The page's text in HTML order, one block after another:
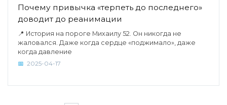
Почему привычка «терпеть до последнего»
доводит до реанимации
📍 История на пороге Михаилу 52. Он никогда не
жаловался. Даже когда сердце «поджимало», даже
когда давление
2025-04-17